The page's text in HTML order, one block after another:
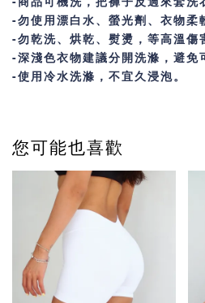
-勿使用漂白水、螢光劑、衣物柔
-勿乾洗、烘乾、熨燙，等高溫傷
-深淺色衣物建議分開洗滌，避免
-使用冷水洗滌，不宜久浸泡。
您可能也喜歡